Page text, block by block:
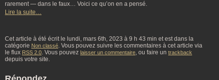
rarement — dans le faux… Voici ce qu’on en a pensé.
Lire la suite…
Cet article à été écrit le lundi, mars 6th, 2023 à 9 h 43 min et est dans la
catégorie Non classé. Vous pouvez suivre les commentaires à cet article via
le flux RSS 2.0. Vous pouvez laisser un commentaire, ou faire un trackback
depuis votre site.